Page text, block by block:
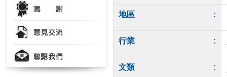
地區 :
行業 :
文類 :